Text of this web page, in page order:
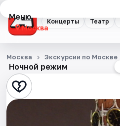
Концерты Театр
Меню
Москва
Концерты
Театр
Стендап
Ночной режим
Москва Экскурсии по Москве